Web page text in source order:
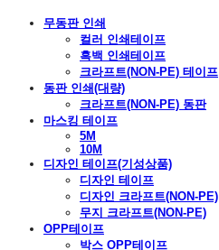
무동판 인쇄
컬러 인쇄테이프
흑백 인쇄테이프
크라프트(NON-PE) 테이프
동판 인쇄(대량)
크라프트(NON-PE) 동판
마스킹 테이프
5M
10M
디자인 테이프(기성상품)
디자인 테이프
디자인 크라프트(NON-PE)
무지 크라프트(NON-PE)
OPP테이프
박스 OPP테이프